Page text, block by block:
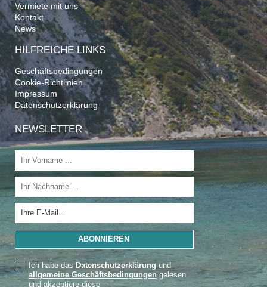
Vermiete mit uns
Kontakt
News
HILFREICHE LINKS
Geschäftsbedingungen
Cookie-Richtlinien
Impressum
Datenschutzerklärung
NEWSLETTER
Ich habe dasDatenschutzerklärungund
allgemeine Geschäftsbedingungengelesen
und akzeptiere diese